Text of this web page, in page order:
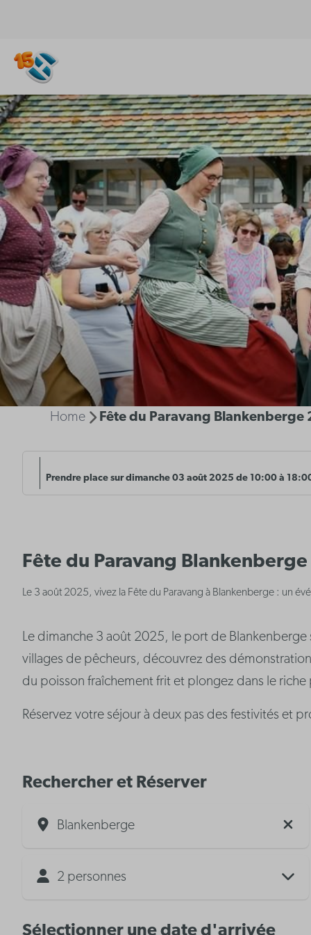
Home Fête du Paravang
Prendre place sur dimanche 03 août 2025 de 10:00 à
Fête du Paravang
Le 3 août 2025, vivez la Fête du Paravang à Blankenberge : un
Le dimanche 3 août 2025, le port de
villages de pêcheurs, découvrez des
du poisson fraîchement frit et plongez dans le riche
Réservez votre séjour à deux pas des festivités et
Rechercher et Réserver
Blankenberge
2 personnes
Sélectionner une date d'arrivée